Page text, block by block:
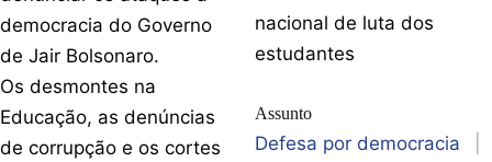
democracia do Governo
de Jair Bolsonaro.
Os desmontes na
Educação, as denúncias
de corrupção e os cortes
nacional de luta dos
estudantes
Assunto
Defesa por democracia